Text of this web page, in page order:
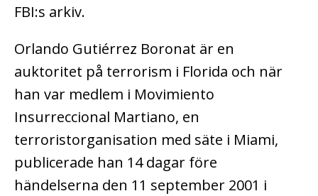
FBI:s arkiv.
Orlando Gutiérrez Boronat är en
auktoritet på terrorism i Florida och när
han var medlem i Movimiento
Insurreccional Martiano, en
terroristorganisation med säte i Miami,
publicerade han 14 dagar före
händelserna den 11 september 2001 i